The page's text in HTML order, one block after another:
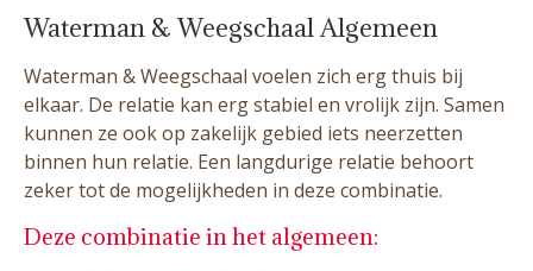
Waterman & Weegschaal Algemeen
Waterman & Weegschaal voelen zich erg thuis bij
elkaar. De relatie kan erg stabiel en vrolijk zijn. Samen
kunnen ze ook op zakelijk gebied iets neerzetten
binnen hun relatie. Een langdurige relatie behoort
zeker tot de mogelijkheden in deze combinatie.
Deze combinatie in het algemeen: